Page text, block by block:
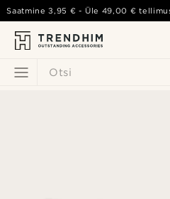
Otsi
Saatmine3,95 € - Üle 49,00 €